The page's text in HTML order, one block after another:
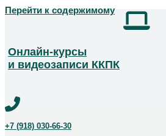
Позвоните чтобы получить курс со
Перейти к содержимому
Онлайн-курсы
и видеозаписи ККПК
+7 (918) 030-66-30